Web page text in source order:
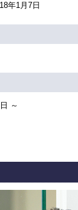
年1月7日
～